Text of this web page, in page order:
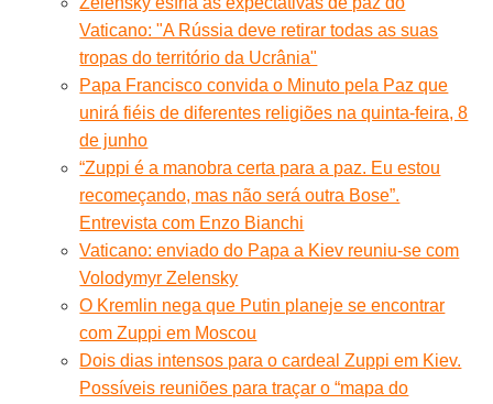
Vaticano: "A Rússia deve retirar todas as suas
tropas do território da Ucrânia"
Papa Francisco convida o Minuto pela Paz que
unirá fiéis de diferentes religiões na quinta-feira, 8
de junho
“Zuppi é a manobra certa para a paz. Eu estou
recomeçando, mas não será outra Bose”.
Entrevista com Enzo Bianchi
Vaticano: enviado do Papa a Kiev reuniu-se com
Volodymyr Zelensky
O Kremlin nega que Putin planeje se encontrar
com Zuppi em Moscou
Dois dias intensos para o cardeal Zuppi em Kiev.
Possíveis reuniões para traçar o “mapa do